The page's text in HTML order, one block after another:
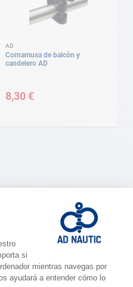
AD
Cornamusa de balcón y
candelero AD
8,30 €